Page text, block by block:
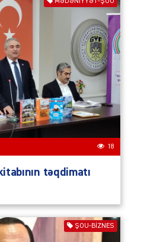
18
təqdimatı
ŞOU-BIZNES